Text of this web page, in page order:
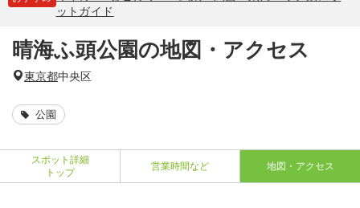
ットガイド
晴海ふ頭公園の地図・アクセス
東京都中央区
公園
スポット詳細
トップ
営業時間など 地図・アクセス